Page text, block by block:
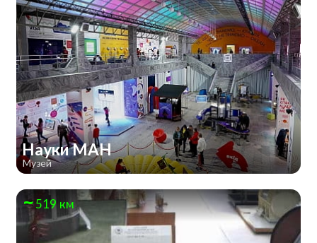
Науки МАН
Музей
519 км